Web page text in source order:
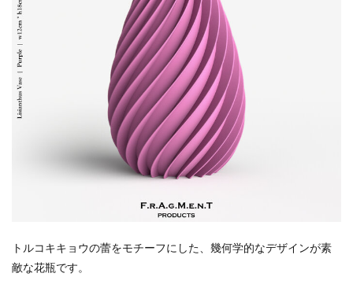
トルコキキョウの蕾をモチーフにした、幾何学的なデザインが素
敵な花瓶です。